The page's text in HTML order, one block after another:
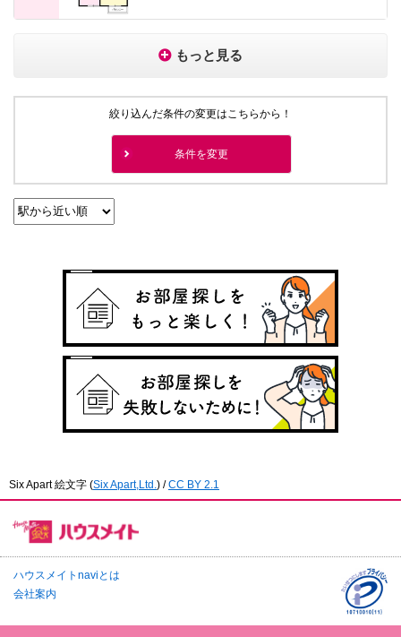
もっと見る
絞り込んだ条件の変更はこちらから！
条件を変更
Six Apart 絵文字 (Six Apart,Ltd. ) /CC BY 2.1
ハウスメイトnaviとは
会社案内